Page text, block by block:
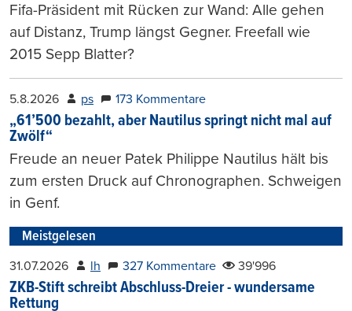
Fifa-Präsident mit Rücken zur Wand: Alle gehen
auf Distanz, Trump längst Gegner. Freefall wie
2015 Sepp Blatter?
5.8.2026 ps 173 Kommentare
„61’500 bezahlt, aber Nautilus springt nicht mal auf
Zwölf“
Freude an neuer Patek Philippe Nautilus hält bis
zum ersten Druck auf Chronographen. Schweigen
in Genf.
Meistgelesen
31.07.2026 lh 327 Kommentare 39'996
ZKB-Stift schreibt Abschluss-Dreier - wundersame
Rettung